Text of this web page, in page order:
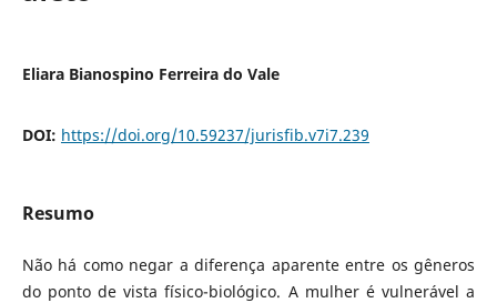
Eliara Bianospino Ferreira do Vale
DOI: https://doi.org/10.59237/jurisfib.v7i7.239
Resumo
Não há como negar a diferença aparente entre os gêneros
do ponto de vista físico-biológico. A mulher é vulnerável a